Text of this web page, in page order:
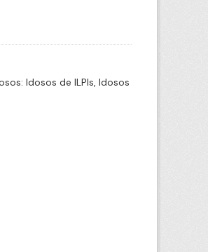
Idosos de ILPIs, Idosos